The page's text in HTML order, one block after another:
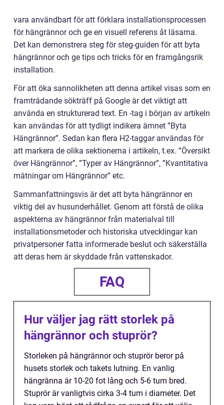
vara användbart för att förklara installationsprocessen
för hängrännor och ge en visuell referens åt läsarna.
Det kan demonstrera steg för steg-guiden för att byta
hängrännor och ge tips och tricks för en framgångsrik
installation.
För att öka sannolikheten att denna artikel visas som en
framträdande sökträff på Google är det viktigt att
använda en strukturerad text. En -tag i början av artikeln
kan användas för att tydligt indikera ämnet ”Byta
Hängrännor”. Sedan kan flera H2-taggar användas för
att markera de olika sektionerna i artikeln, t.ex. ”Översikt
över Hängrännor”, ”Typer av Hängrännor”, ”Kvantitativa
mätningar om Hängrännor” etc.
Sammanfattningsvis är det att byta hängrännor en
viktig del av husunderhållet. Genom att förstå de olika
aspekterna av hängrännor från materialval till
installationsmetoder och historiska utvecklingar kan
privatpersoner fatta informerade beslut och säkerställa
att deras hem är skyddade från vattenskador.
FAQ
Hur väljer jag rätt storlek på
hängrännor och stuprör?
Storleken på hängrännor och stuprör beror på
husets storlek och takets lutning. En vanlig
hängränna är 10-20 fot lång och 5-6 tum bred.
Stuprör är vanligtvis cirka 3-4 tum i diameter. Det